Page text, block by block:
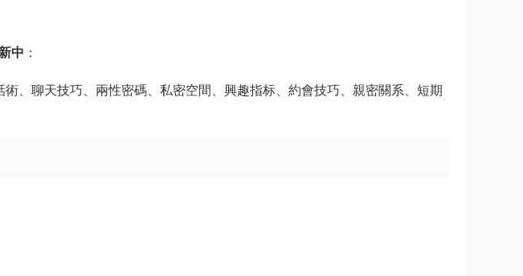
中 ：
、聊天技巧、兩性密碼、私密空間、興趣指标、約會技巧、親密關系、短期